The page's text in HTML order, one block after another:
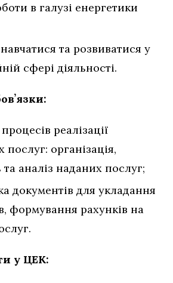
в галузі енергетики
та розвиватися у
сфері діяльності.
реалізації
послуг: організація,
аналіз наданих послуг;
документів для укладання
формування рахунків на
у ЦЕК: